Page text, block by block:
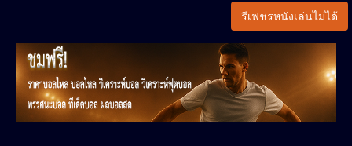
รีเฟชรหนังเล่นไม่ได้